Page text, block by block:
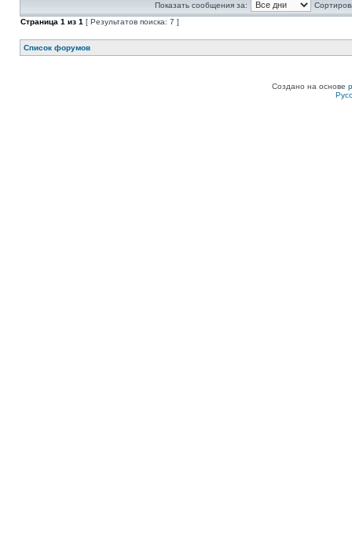
Показать сообщения за:
Страница 1 из 1 [ Результатов поиска: 7 ]
Список форумов
Создано на основе